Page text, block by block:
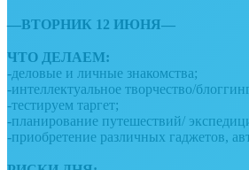
—ВТОРНИК 12 ИЮНЯ—
ЧТО ДЕЛАЕМ:
-деловые и личные знакомства;
-интеллектуальное творчество/
-тестируем таргет;
-планирование путешествий/
-приобретение различных гаджетов,